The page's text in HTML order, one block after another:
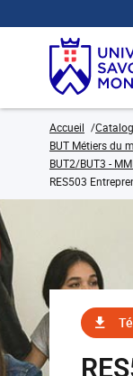
Accueil
BUT Métiers du
BUT2/BUT3 -
RES503